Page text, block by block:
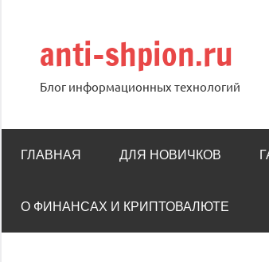
содержимому
anti-shpion.ru
Блог информационных технологий
ГЛАВНАЯ ДЛЯ НОВИЧКОВ
О ФИНАНСАХ И КРИПТОВАЛЮТЕ